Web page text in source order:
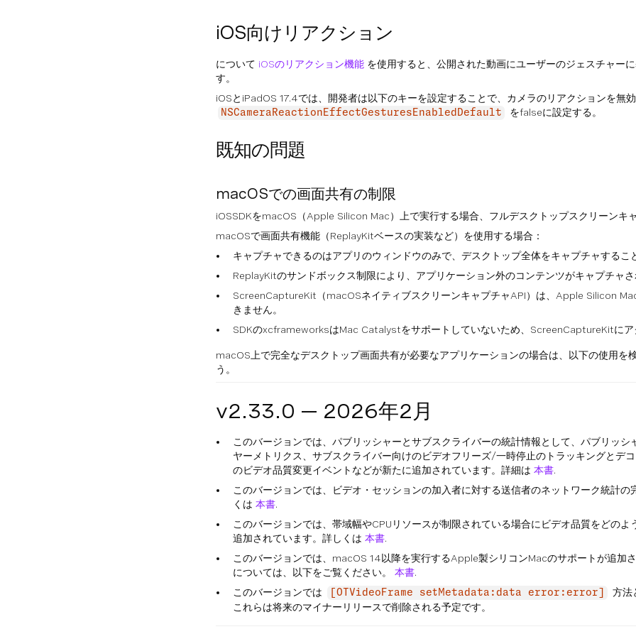
iOS向けリアクション
について iOSのリアクション機能 を使用すると、公開された動画にユーザーのジェスチャー
す。
iOSとiPadOS 17.4では、開発者は以下のキーを設定することで、カメラのリアクションを無
NSCameraReactionEffectGesturesEnabledDefault をfalseに設定する。
既知の問題
macOSでの画面共有の制限
iOSSDKをmacOS（Apple Silicon Mac）上で実行する場合、フルデスクトップスクリーンキ
macOSで画面共有機能（ReplayKitベースの実装など）を使用する場合：
キャプチャできるのはアプリのウィンドウのみで、デスクトップ全体をキャプチャするこ
ReplayKitのサンドボックス制限により、アプリケーション外のコンテンツがキャプチャ
ScreenCaptureKit（macOSネイティブスクリーンキャプチャAPI）は、Apple Silicon
きません。
SDKのxcframeworksはMac Catalystをサポートしていないため、ScreenCaptureKitにア
macOS上で完全なデスクトップ画面共有が必要なアプリケーションの場合は、以下の使用を
う。
v2.33.0 — 2026年2月
このバージョンでは、パブリッシャーとサブスクライバーの統計情報として、パブリッ
ヤーメトリクス、サブスクライバー向けのビデオフリーズ/一時停止のトラッキングとデ
のビデオ品質変更イベントなどが新たに追加されています。詳細は 本書.
このバージョンでは、ビデオ・セッションの加入者に対する送信者のネットワーク統計
くは 本書.
このバージョンでは、帯域幅やCPUリソースが制限されている場合にビデオ品質をどの
追加されています。詳しくは 本書.
このバージョンでは、macOS 14以降を実行するApple製シリコンMacのサポートが追加
については、以下をご覧ください。 本書.
このバージョンでは
[OTVideoFrame setMetadata:data error:error]
方
これらは将来のマイナーリリースで削除される予定です。